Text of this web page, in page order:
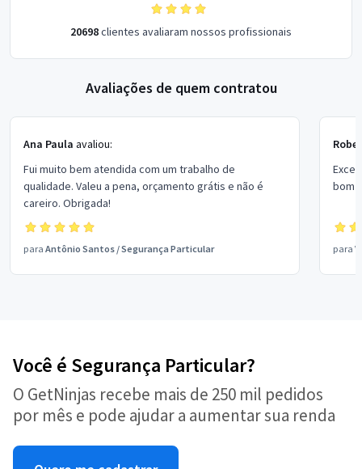
20698clientes avaliaram nossos profissionais
Avaliações de quem contratou
Ana Paula avaliou:
Fui muito bem atendida com um trabalho de
qualidade. Valeu a pena, orçamento grátis e não é
careiro. Obrigada!
para Antônio Santos /Segurança Particular
bom
para
Você é Segurança Particular?
O GetNinjas recebe mais de 250 mil pedidos
por mês e pode ajudar a aumentar sua renda